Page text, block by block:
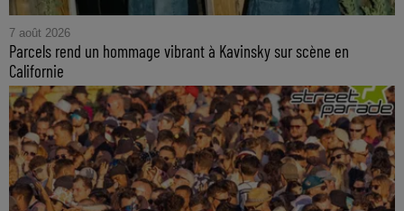
7 août 2026
Parcels rend un hommage vibrant à Kavinsky sur scène en
Californie